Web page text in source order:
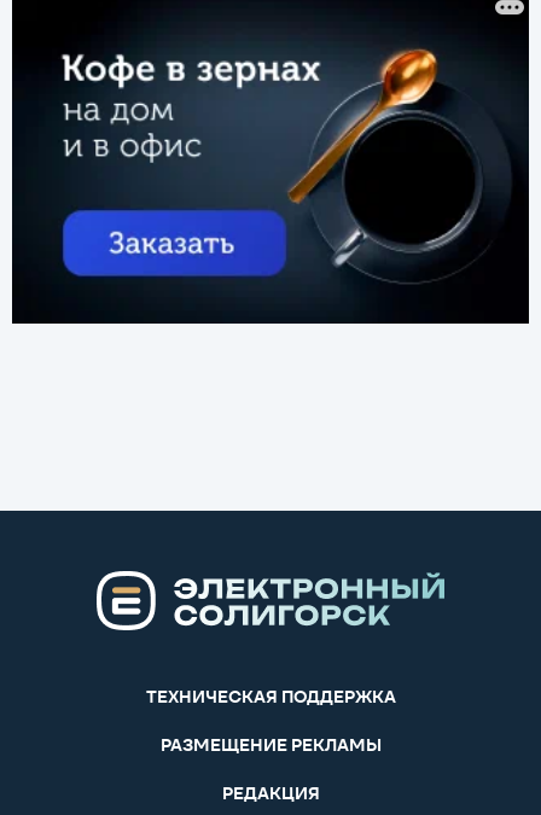
ТЕХНИЧЕСКАЯ ПОДДЕРЖКА
РАЗМЕЩЕНИЕ РЕКЛАМЫ
РЕДАКЦИЯ